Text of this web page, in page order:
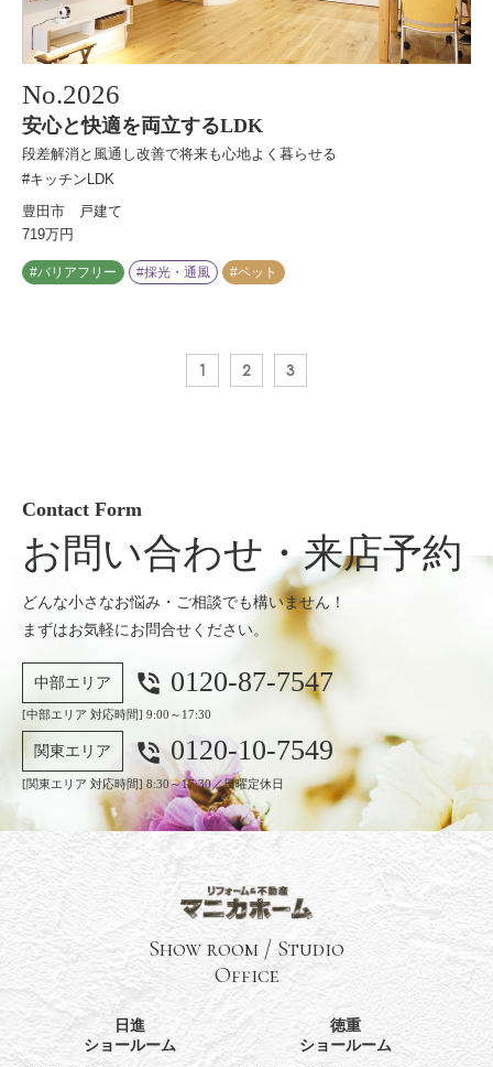
No.2026
安心と快適を両立するLDK
段差解消と風通し改善で将来も心地よく暮らせる
#キッチンLDK
豊田市 戸建て
719万円
#バリアフリー #採光・通風 #ペット
1 2 3
Contact Form
お問い合わせ・来店予約
どんな小さなお悩み・ご相談でも構いません！
まずはお気軽にお問合せください。
中部エリア phone_in_talk 0120-87-7547
[中部エリア 対応時間] 9:00～17:30
関東エリア phone_in_talk 0120-10-7549
[関東エリア 対応時間] 8:30～17:30／日曜定休日
Show room / Studio
Office
日進
ショールーム
徳重
ショールーム